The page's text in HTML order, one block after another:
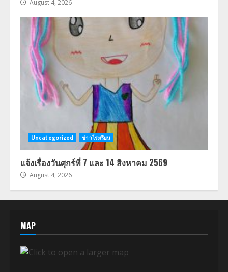
August 4, 2026
Uncategorized ข่าวโรงเรียน
แจ้งเรื่องวันศุกร์ที่ 7 และ 14 สิงหาคม 2569
August 4, 2026
MAP